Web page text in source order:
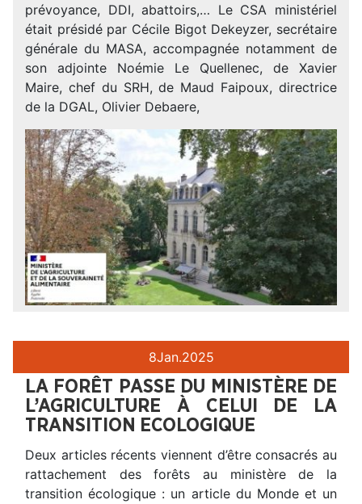
prévoyance, DDI, abattoirs,… Le CSA ministériel
était présidé par Cécile Bigot Dekeyzer, secrétaire
générale du MASA, accompagnée notamment de
son adjointe Noémie Le Quellenec, de Xavier
Maire, chef du SRH, de Maud Faipoux, directrice
de la DGAL, Olivier Debaere,
8Jan.2025
LA FORÊT PASSE DU MINISTÈRE DE
L’AGRICULTURE À CELUI DE LA
TRANSITION ECOLOGIQUE
Deux articles récents viennent d’être consacrés au
rattachement des forêts au ministère de la
transition écologique : un article du Monde et un